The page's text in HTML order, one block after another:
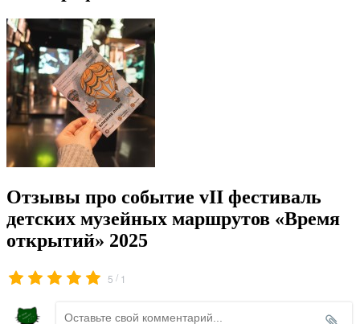
Отзывы про событие vII фестиваль
детских музейных маршрутов «Время
открытий» 2025
5 / 1